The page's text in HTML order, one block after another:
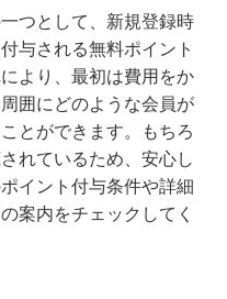
つとして、新規登録時
与される無料ポイント
より、最初は費用をか
囲にどのような会員が
とができます。もちろ
れているため、安心し
イント付与条件や詳細
案内をチェックしてく